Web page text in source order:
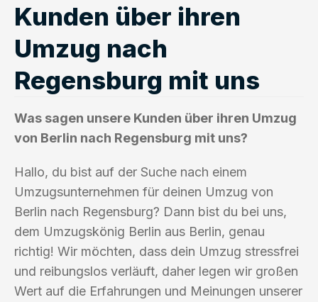
Kunden über ihren
Umzug nach
Regensburg mit uns
Was sagen unsere Kunden über ihren Umzug
von Berlin nach Regensburg mit uns?
Hallo, du bist auf der Suche nach einem
Umzugsunternehmen für deinen Umzug von
Berlin nach Regensburg? Dann bist du bei uns,
dem Umzugskönig Berlin aus Berlin, genau
richtig! Wir möchten, dass dein Umzug stressfrei
und reibungslos verläuft, daher legen wir großen
Wert auf die Erfahrungen und Meinungen unserer